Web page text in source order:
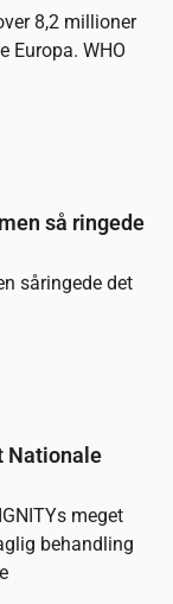
8,2 millioner
Europa. WHO
så ringede
såringede det
Nationale
meget
behandling